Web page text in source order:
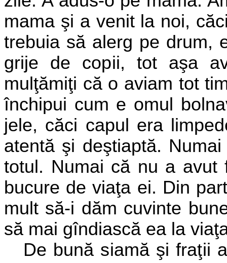
mama şi a venit la noi,
trebuia să alerg pe drum,
grije de copii, tot aşa
mulţămiţi că o aviam tot
închipui cum e omul
jele, căci capul era
atentă şi deştiaptă.
totul. Numai că nu a avut
bucure de viaţa ei. Din
mult să-i dăm cuvinte
să mai gîndiască ea la
De bună siamă şi fraţii